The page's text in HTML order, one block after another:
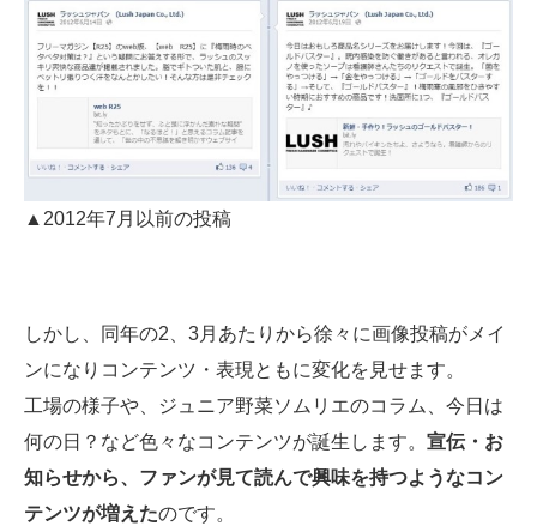
▲2012年7月以前の投稿
しかし、同年の2、3月あたりから徐々に画像投稿がメイ
ンになりコンテンツ・表現ともに変化を見せます。
工場の様子や、ジュニア野菜ソムリエのコラム、今日は
何の日？など色々なコンテンツが誕生します。 宣伝・お
知らせから、ファンが見て読んで興味を持つようなコン
テンツが増えたのです。